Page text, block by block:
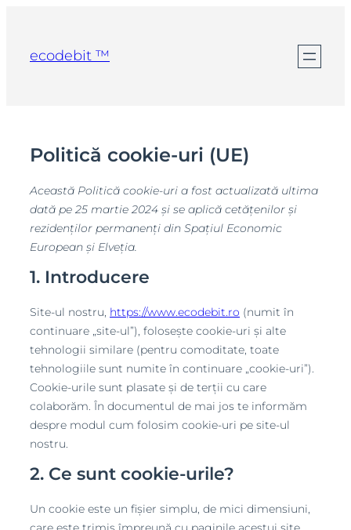
conținut
ecodebit ™
Politică cookie-uri (UE)
Această Politică cookie-uri a fost actualizată ultima
dată pe 25 martie 2024 și se aplică cetățenilor și
rezidenților permanenți din Spațiul Economic
European și Elveția.
1. Introducere
Site-ul nostru, https://www.ecodebit.ro (numit în
continuare „site-ul”), folosește cookie-uri și alte
tehnologii similare (pentru comoditate, toate
tehnologiile sunt numite în continuare „cookie-uri”).
Cookie-urile sunt plasate și de terții cu care
colaborăm. În documentul de mai jos te informăm
despre modul cum folosim cookie-uri pe site-ul
nostru.
2. Ce sunt cookie-urile?
Un cookie este un fișier simplu, de mici dimensiuni,